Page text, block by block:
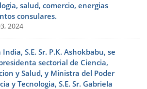
salud, comercio, energias
consulares.
2024
S.E. Sr. P.K. Ashokbabu, se
sectorial de Ciencia,
y Salud, y Ministra del Poder
y Tecnologia, S.E. Sr. Gabriela